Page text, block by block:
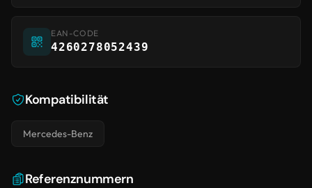
EAN-CODE
4260278052439
Kompatibilität
Mercedes-Benz
Referenznummern